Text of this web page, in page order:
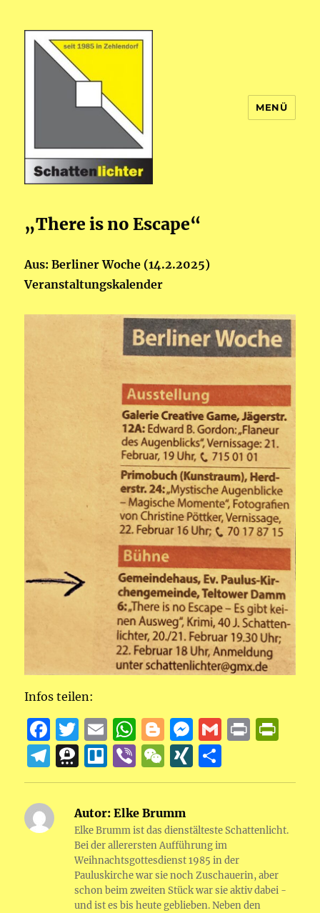
MENÜ
„There is no Escape“
Aus: Berliner Woche (14.2.2025)
Veranstaltungskalender
Infos teilen:
F
a
c
b
T
w
it
r
E
m
ai
W
h
at
A
p
p
B
lo
g
er
M
e
ss
n
g
er
G
ai
P
n n
F
n
T
el
e
g
T
h
re
e
m
a
T
re
ll
o
Vi
b
er
W
e
h
at
X
I
G
ei
n
Autor: Elke Brumm
Elke Brumm ist das dienstälteste Schattenlicht.
Bei der allerersten Aufführung im
Weihnachtsgottesdienst 1985 in der
Pauluskirche war sie noch Zuschauerin, aber
schon beim zweiten Stück war sie aktiv dabei -
und ist es bis heute geblieben. Neben den